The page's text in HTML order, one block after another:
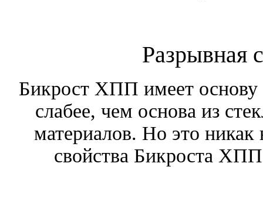
Разрывная
Бикрост ХПП имеет основу
слабее, чем основа из
материалов. Но это никак
свойства Бикроста